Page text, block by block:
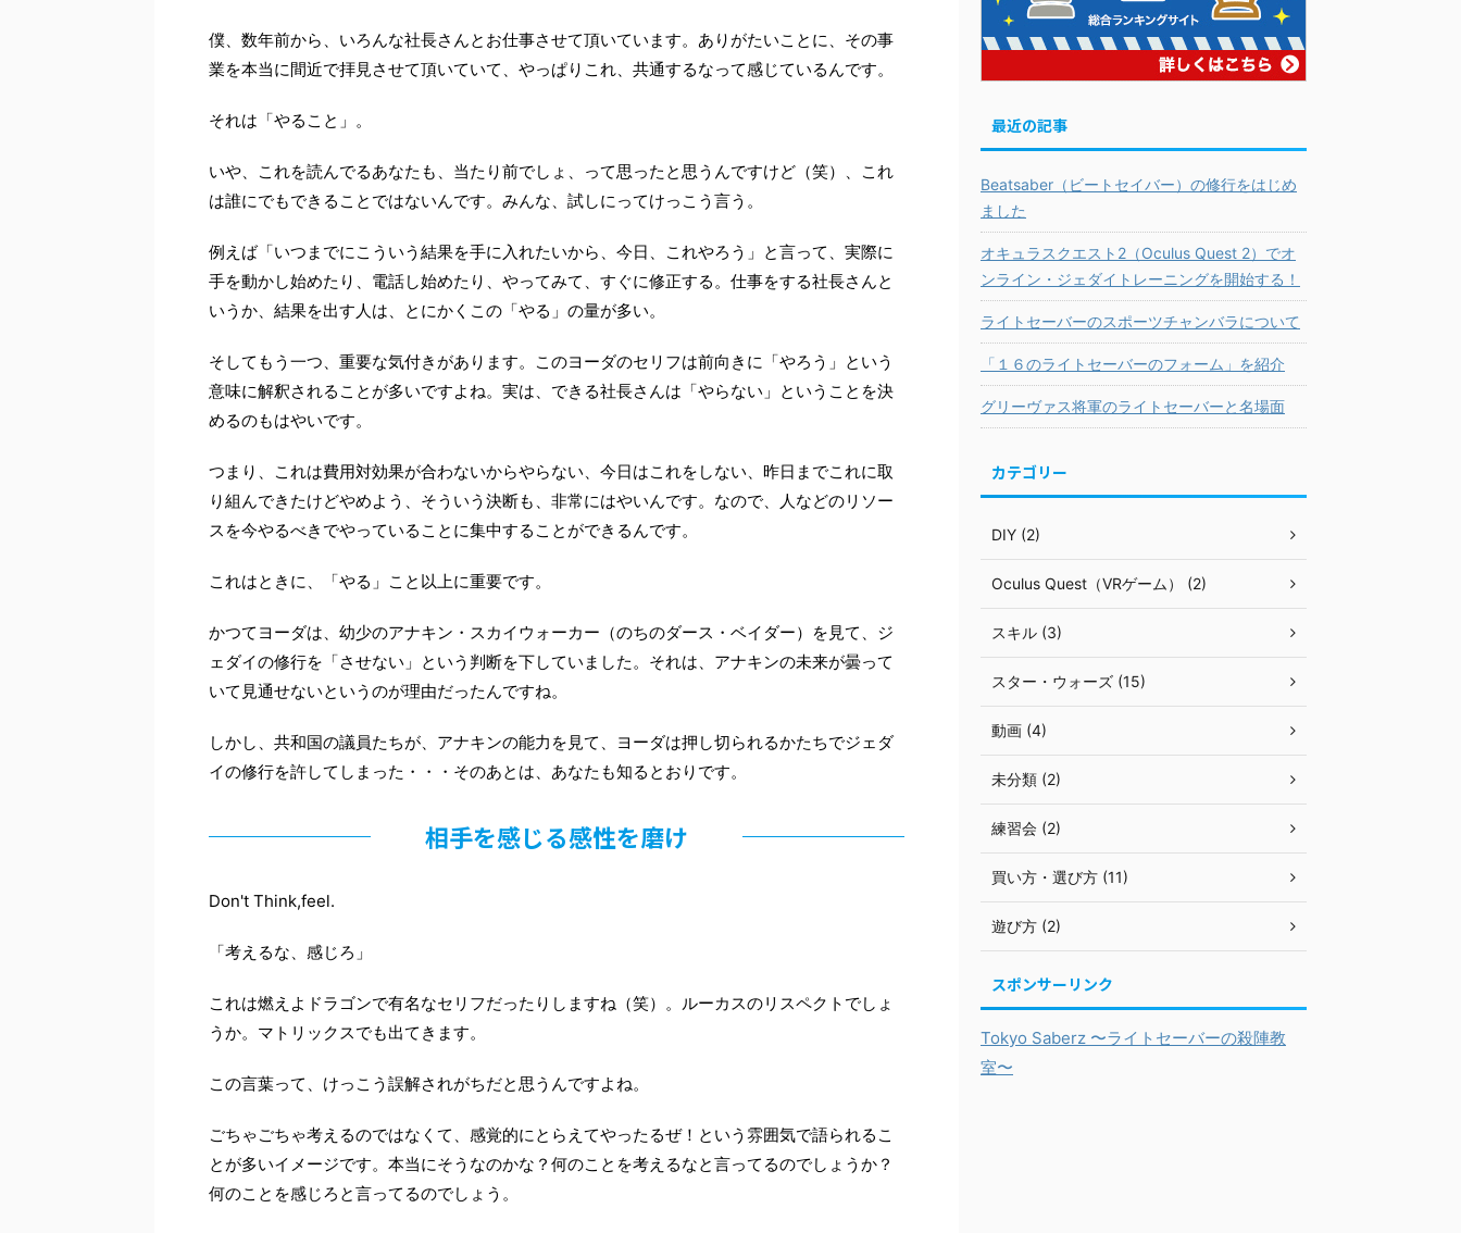
僕、数年前から、いろんな社長さんとお仕事させて頂いています。ありがたいことに、その事
業を本当に間近で拝見させて頂いていて、やっぱりこれ、共通するなって感じているんです。
それは「やること」。
いや、これを読んでるあなたも、当たり前でしょ、って思ったと思うんですけど（笑）、これ
は誰にでもできることではないんです。みんな、試しにってけっこう言う。
例えば「いつまでにこういう結果を手に入れたいから、今日、これやろう」と言って、実際に
手を動かし始めたり、電話し始めたり、やってみて、すぐに修正する。仕事をする社長さんと
いうか、結果を出す人は、とにかくこの「やる」の量が多い。
そしてもう一つ、重要な気付きがあります。このヨーダのセリフは前向きに「やろう」という
意味に解釈されることが多いですよね。実は、できる社長さんは「やらない」ということを決
めるのもはやいです。
つまり、これは費用対効果が合わないからやらない、今日はこれをしない、昨日までこれに取
り組んできたけどやめよう、そういう決断も、非常にはやいんです。なので、人などのリソー
スを今やるべきでやっていることに集中することができるんです。
これはときに、「やる」こと以上に重要です。
かつてヨーダは、幼少のアナキン・スカイウォーカー（のちのダース・ベイダー）を見て、ジ
ェダイの修行を「させない」という判断を下していました。それは、アナキンの未来が曇って
いて見通せないというのが理由だったんですね。
しかし、共和国の議員たちが、アナキンの能力を見て、ヨーダは押し切られるかたちでジェダ
イの修行を許してしまった・・・そのあとは、あなたも知るとおりです。
相手を感じる感性を磨け
Don't Think,feel.
「考えるな、感じろ」
これは燃えよドラゴンで有名なセリフだったりしますね（笑）。ルーカスのリスペクトでしょ
うか。マトリックスでも出てきます。
この言葉って、けっこう誤解されがちだと思うんですよね。
ごちゃごちゃ考えるのではなくて、感覚的にとらえてやったるぜ！という雰囲気で語られるこ
とが多いイメージです。本当にそうなのかな？何のことを考えるなと言ってるのでしょうか？
何のことを感じろと言ってるのでしょう。
最近の記事
Beatsaber（ビートセイバー）の修行をはじめ
ました
オキュラスクエスト2（Oculus Quest 2）でオ
ンライン・ジェダイトレーニングを開始する！
ライトセーバーのスポーツチャンバラについて
「１６のライトセーバーのフォーム」を紹介
グリーヴァス将軍のライトセーバーと名場面
カテゴリー
DIY (2)
Oculus Quest（VRゲーム） (2)
スキル (3)
スター・ウォーズ (15)
動画 (4)
未分類 (2)
練習会 (2)
買い方・選び方 (11)
遊び方 (2)
スポンサーリンク
Tokyo Saberz 〜ライトセーバーの殺陣教
室〜